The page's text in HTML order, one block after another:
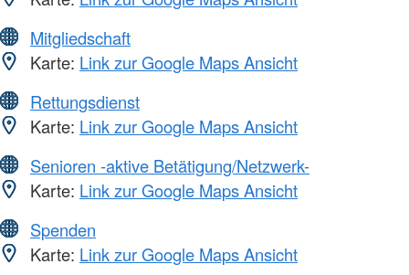
Mitgliedschaft
Karte: Link zur Google Maps Ansicht
Rettungsdienst
Karte: Link zur Google Maps Ansicht
Senioren -aktive Betätigung/Netzwerk-
Karte: Link zur Google Maps Ansicht
Spenden
Karte: Link zur Google Maps Ansicht